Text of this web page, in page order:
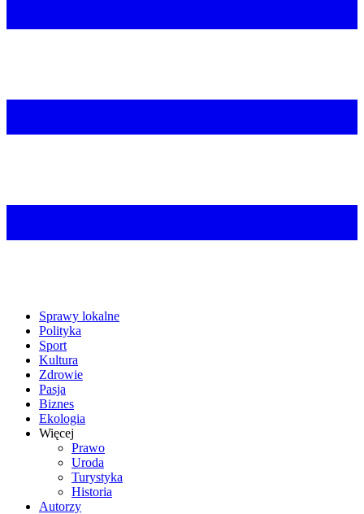
Sprawy lokalne
Polityka
Sport
Kultura
Zdrowie
Pasja
Biznes
Ekologia
Więcej
Prawo
Uroda
Turystyka
Historia
Autorzy